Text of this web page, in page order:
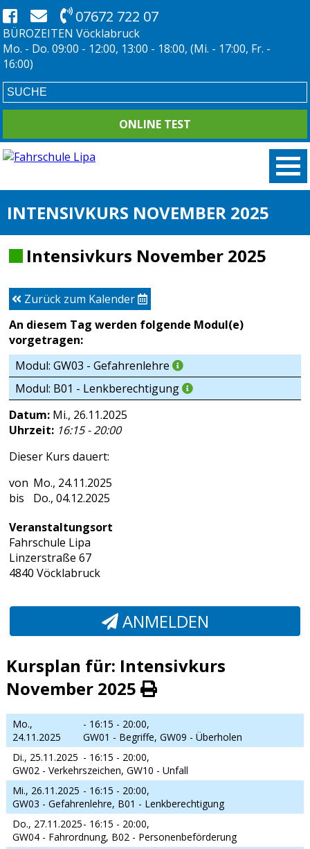
07672 722 07
BÜROZEITEN Vöcklabruck
Mo. - Do. 09:00 - 12:00, 13:00 - 18:00, (Mi. - 17:00, Fr. -
16:00)
ONLINE TEST
INTENSIVKURS NOVEMBER 2025
Intensivkurs November 2025
Zurück zum Kalender
An diesem Tag werden folgende Modul(e)
vorgetragen:
Modul: GW03 - Gefahrenlehre
Modul: B01 - Lenkberechtigung
Datum: Mi., 26.11.2025
Uhrzeit: 16:15 - 20:00
Dieser Kurs dauert:
Mo., 24.11.2025
Do., 04.12.2025
Veranstaltungsort
Fahrschule Lipa
Linzerstraße 67
4840 Vöcklabruck
ANMELDEN
Kursplan für: Intensivkurs
November 2025
Mo.,
24.11.2025
- 16:15 - 20:00,
GW01 - Begriffe, GW09 - Überholen
Di., 25.11.2025 - 16:15 - 20:00,
GW02 - Verkehrszeichen, GW10 - Unfall
Mi., 26.11.2025 - 16:15 - 20:00,
GW03 - Gefahrenlehre, B01 - Lenkberechtigung
Do., 27.11.2025- 16:15 - 20:00,
GW04 - Fahrordnung, B02 - Personenbeförderung